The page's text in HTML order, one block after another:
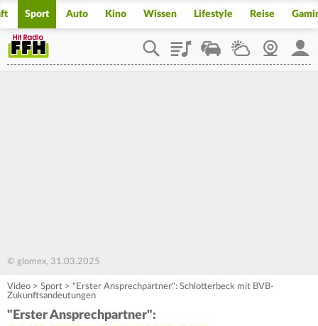
Sport Auto Kino Wissen Lifestyle Reise
PlaylistStaupilotWetterWebcam
© glomex, 31.03.2025
Video > Sport > "Erster Ansprechpartner": Schlotterbeck mit BVB-
Zukunftsandeutungen
"Erster Ansprechpartner":